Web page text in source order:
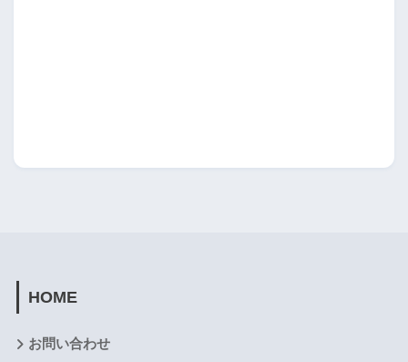
HOME
お問い合わせ